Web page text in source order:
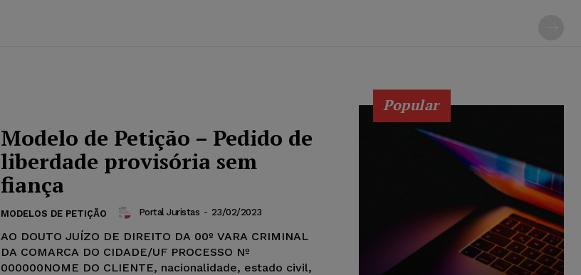
Modelo de Petição – Pedido de
liberdade provisória sem
fiança
MODELOS DE PETIÇÃO Portal Juristas - 23/02/2023
AO DOUTO JUÍZO DE DIREITO DA 00º VARA CRIMINAL
DA COMARCA DO CIDADE/UF PROCESSO Nº
000000NOME DO CLIENTE, nacionalidade, estado civil,
Popular